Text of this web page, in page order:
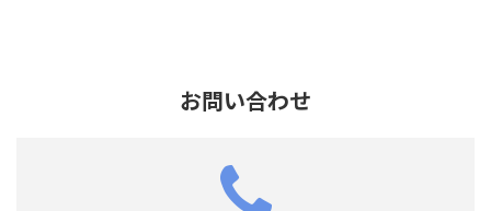
お問い合わせ